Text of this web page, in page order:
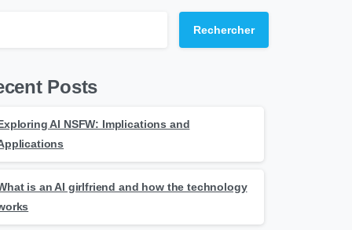
Rechercher
Posts
AI NSFW: Implications and
is an AI girlfriend and how the technology